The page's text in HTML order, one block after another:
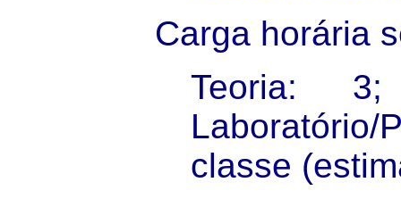
Carga horária
Teoria: 3
Laboratório/
classe